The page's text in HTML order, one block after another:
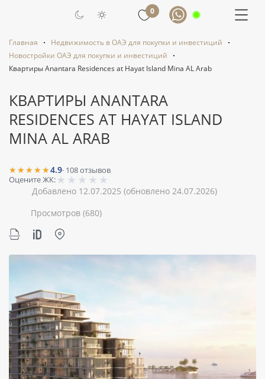
0
Главная
Недвижимость в ОАЭ для покупки и инвестиций
Новостройки ОАЭ для покупки и инвестиций
Квартиры Anantara Residences at Hayat Island Mina AL Arab
КВАРТИРЫ ANANTARA
RESIDENCES AT HAYAT ISLAND
MINA AL ARAB
★★★★★4.9· 108отзывов
Оцените ЖК:★ ★ ★ ★ ★
Добавлено 12.07.2025 (обновлено 24.07.2026)
Просмотров (680)